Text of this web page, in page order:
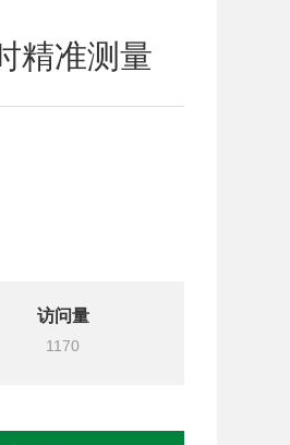
精准测量
访问量
1170